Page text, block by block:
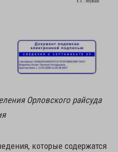
Орловского райсуда
которые содержатся